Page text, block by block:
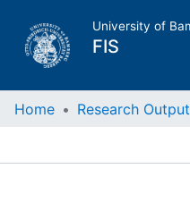
University of
FIS
Home
Publications
Home Research